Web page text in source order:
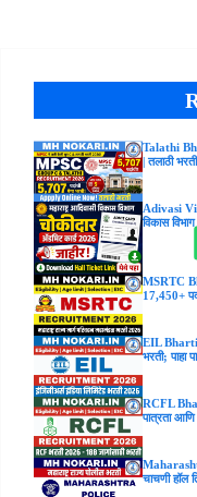
Talathi
| तलाठी
Adivasi
विकास
MSRTC
17,450+
EIL Bharti
भरती; पाहा
RCFL
पात्रता आणि
चाचणी हॉल